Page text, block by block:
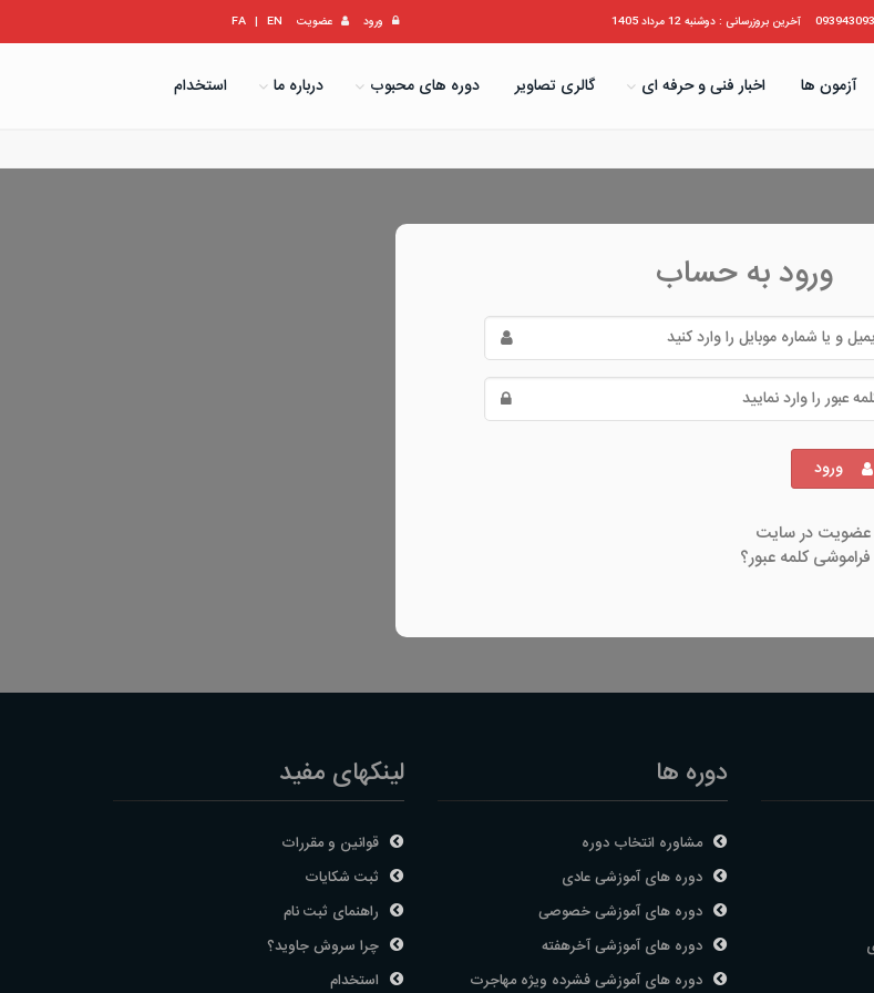
آخرین بروزرسانی : دوشنبه 12 مرداد 1405 ورود عضویت EN
|
FA
آزمون ها اخبار فنی و حرفه ای گالری تصاویر دوره های محبوب درباره ما استخدام
ورود به حساب
ورود
عضویت در سایت
فراموشی کلمه عبور؟
دوره ها
مشاوره انتخاب دوره
دوره های آموزشی عادی
دوره های آموزشی خصوصی
دوره های آموزشی آخرهفته
دوره های آموزشی فشرده ویژه مهاجرت
لینکهای مفید
قوانین و مقررات
ثبت شکایات
راهنمای ثبت نام
چرا سروش جاوید؟
استخدام